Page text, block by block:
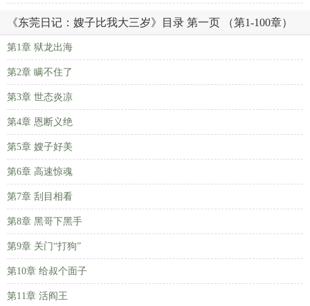
《东莞日记：嫂子比我大三岁》目录 第一页 （第1-100章）
第1章 狱龙出海
第2章 瞒不住了
第3章 世态炎凉
第4章 恩断义绝
第5章 嫂子好美
第6章 高速惊魂
第7章 刮目相看
第8章 黑哥下黑手
第9章 关门“打狗”
第10章 给叔个面子
第11章 活阎王